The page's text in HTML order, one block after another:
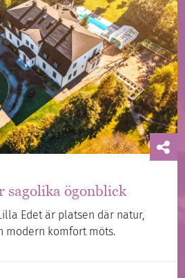
sagolika ögonblick
Edet är platsen där natur,
modern komfort möts.